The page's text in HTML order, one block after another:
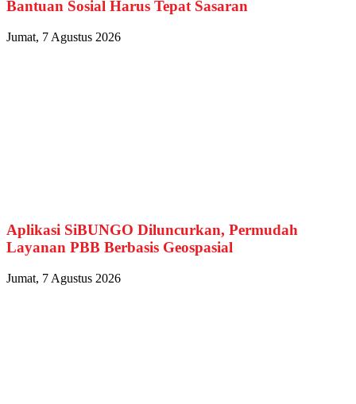
Bantuan Sosial Harus Tepat Sasaran
Jumat, 7 Agustus 2026
Aplikasi SiBUNGO Diluncurkan, Permudah
Layanan PBB Berbasis Geospasial
Jumat, 7 Agustus 2026